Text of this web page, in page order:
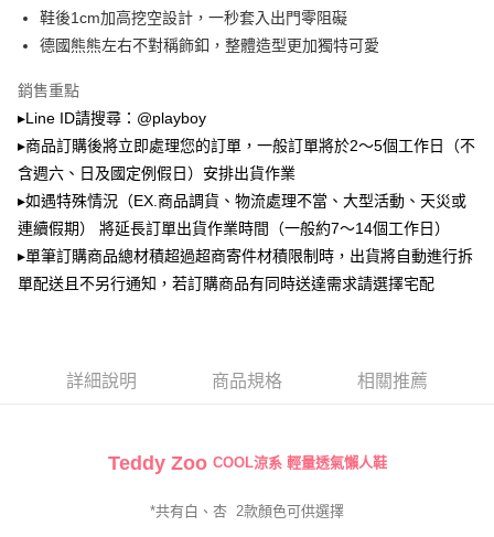
1.分期款項不併入電信帳單，「大哥付你分期」於每月結算日後寄送繳費提
2.透過簡訊連結打開帳單後，可選擇「超商條碼／台灣大直營門市／銀行轉
【注意事項】
1.本服務係由「台灣大哥大股份有限公司」（以下簡稱本公司）所提供，讓
用戶於交易時，得透過本服務購買商品或服務，並由商店將買賣／分期付款
買賣價金債權讓與本公司後，依約使用本公司帳單繳交帳款。
2.基於同意付款使用「大哥付你分期」之契約關係目的，商店將以您的個人
資料（包含姓名、電話或地址）提供予台灣大哥大進項蒐集、處理及利用，
由本公司與您本人進行分期帳單所需資料之確認、核對及更正。
3.完整用戶服務條款，請詳閱以下連結：https://oppay.tw/userRule
每筆NT$100，滿NT$700(含以上)免運費
每筆NT$100，滿NT$900(含以上)免運費
付款後萊爾富取貨
7-11取貨付款
每筆NT$100，滿NT$900(含以上)免運費
付款後7-11取貨
每筆NT$100，滿NT$700(含以上)免運費
鞋後1cm加高挖空設計，一秒套入出門零阻礙
德國熊熊左右不對稱飾釦，整體造型更加獨特可愛
銷售重點
▸Line ID請搜尋：@playboy
▸商品訂購後將立即處理您的訂單，一般訂單將於2～5個工作日（不
含週六、日及國定例假日）安排出貨作業
▸如遇特殊情況（EX.商品調貨、物流處理不當、大型活動、天災或
連續假期） 將延長訂單出貨作業時間（一般約7～14個工作日）
▸單筆訂購商品總材積超過超商寄件材積限制時，出貨將自動進行拆
單配送且不另行通知，若訂購商品有同時送達需求請選擇宅配
詳細說明 商品規格 相關推薦
Teddy Zoo COOL涼系 輕量透氣懶人鞋
*共有白 、杏 2款顏色可供選擇